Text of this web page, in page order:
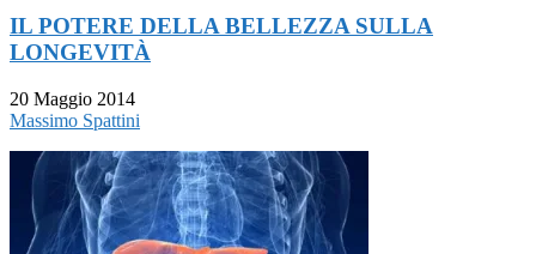
IL POTERE DELLA BELLEZZA SULLA
LONGEVITÀ
20 Maggio 2014
Massimo Spattini